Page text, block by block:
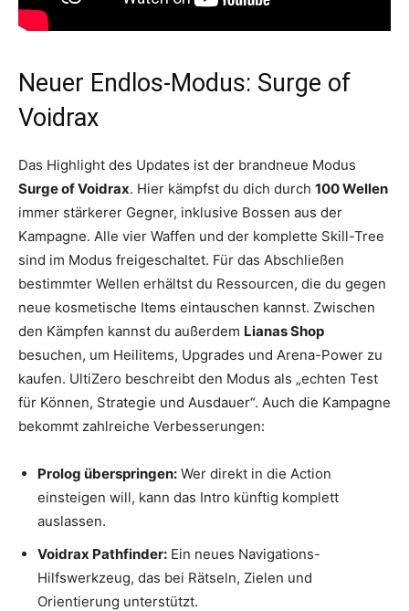
Neuer Endlos-Modus: Surge of
Voidrax
Das Highlight des Updates ist der brandneue Modus
Surge of Voidrax. Hier kämpfst du dich durch 100 Wellen
immer stärkerer Gegner, inklusive Bossen aus der
Kampagne. Alle vier Waffen und der komplette Skill-Tree
sind im Modus freigeschaltet. Für das Abschließen
bestimmter Wellen erhältst du Ressourcen, die du gegen
neue kosmetische Items eintauschen kannst. Zwischen
den Kämpfen kannst du außerdem Lianas Shop
besuchen, um Heilitems, Upgrades und Arena-Power zu
kaufen. UltiZero beschreibt den Modus als „echten Test
für Können, Strategie und Ausdauer“. Auch die Kampagne
bekommt zahlreiche Verbesserungen:
Prolog überspringen: Wer direkt in die Action
einsteigen will, kann das Intro künftig komplett
auslassen.
Voidrax Pathfinder: Ein neues Navigations-
Hilfswerkzeug, das bei Rätseln, Zielen und
Orientierung unterstützt.